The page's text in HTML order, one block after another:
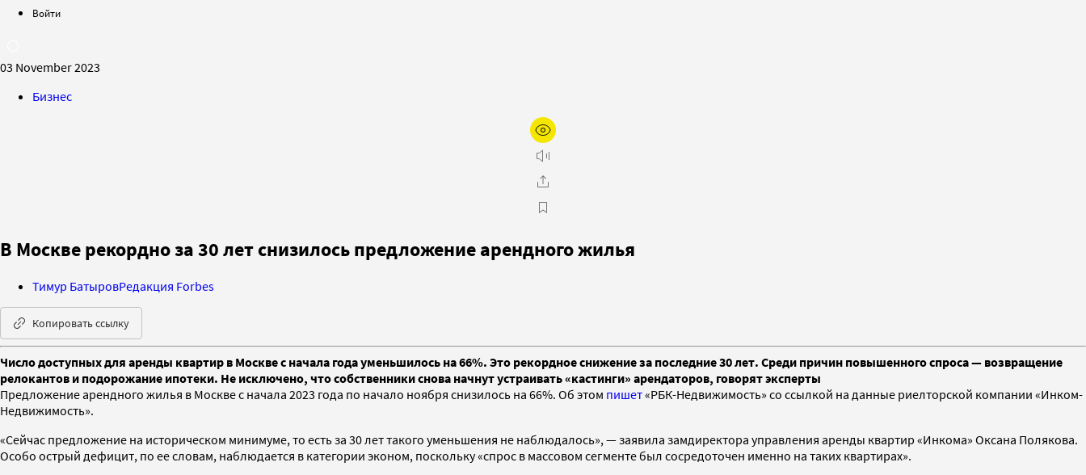
Войти
03 November 2023
Бизнес
В Москве рекордно за 30 лет снизилось предложение арендного жилья
Тимур БатыровРедакция Forbes
Копировать ссылку
Число доступных для аренды квартир в Москве с начала года уменьшилось на 66%. Это рекордное снижение за последние 30 лет. Среди причин повышенного спроса — возвращение
релокантов и подорожание ипотеки. Не исключено, что собственники снова начнут устраивать «кастинги» арендаторов, говорят эксперты
Предложение арендного жилья в Москве с начала 2023 года по начало ноября снизилось на 66%. Об этом пишет«РБК-Недвижимость» со ссылкой на данные риелторской компании «Инком-
Недвижимость».
«Сейчас предложение на историческом минимуме, то есть за 30 лет такого уменьшения не наблюдалось», — заявила замдиректора управления аренды квартир «Инкома» Оксана Полякова.
Особо острый дефицит, по ее словам, наблюдается в категории эконом, поскольку «спрос в массовом сегменте был сосредоточен именно на таких квартирах».